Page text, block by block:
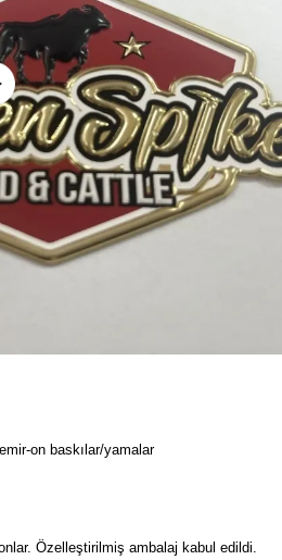
on baskılar/yamalar
Özelleştirilmiş ambalaj kabul edildi.